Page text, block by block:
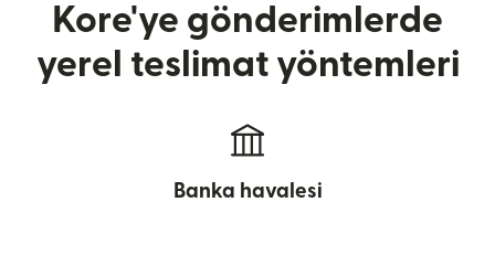
Kore'ye gönderimlerde
yerel teslimat yöntemleri
Banka havalesi